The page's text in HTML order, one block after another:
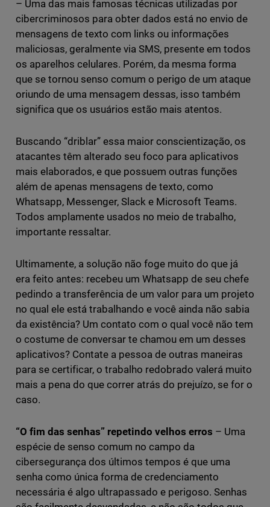
– Uma das mais famosas técnicas utilizadas por
cibercriminosos para obter dados está no envio de
mensagens de texto com links ou informações
maliciosas, geralmente via SMS, presente em todos
os aparelhos celulares. Porém, da mesma forma
que se tornou senso comum o perigo de um ataque
oriundo de uma mensagem dessas, isso também
significa que os usuários estão mais atentos.
Buscando “driblar” essa maior conscientização, os
atacantes têm alterado seu foco para aplicativos
mais elaborados, e que possuem outras funções
além de apenas mensagens de texto, como
Whatsapp, Messenger, Slack e Microsoft Teams.
Todos amplamente usados no meio de trabalho,
importante ressaltar.
Ultimamente, a solução não foge muito do que já
era feito antes: recebeu um Whatsapp de seu chefe
pedindo a transferência de um valor para um projeto
no qual ele está trabalhando e você ainda não sabia
da existência? Um contato com o qual você não tem
o costume de conversar te chamou em um desses
aplicativos? Contate a pessoa de outras maneiras
para se certificar, o trabalho redobrado valerá muito
mais a pena do que correr atrás do prejuízo, se for o
caso.
“O fim das senhas” repetindo velhos erros – Uma
espécie de senso comum no campo da
cibersegurança dos últimos tempos é que uma
senha como única forma de credenciamento
necessária é algo ultrapassado e perigoso. Senhas